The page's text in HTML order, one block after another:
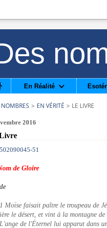
En Réalité
> EN VÉRITÉ > LE LIVRE
2016
de Gloire
Moïse faisait paître le troupeau de
le désert, et vint à la montagne
de l'Éternel lui apparut dans